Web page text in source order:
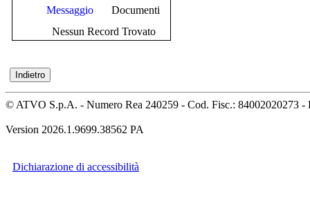
Messaggio
Documenti
Nessun Record Trovato
© ATVO S.p.A. - Numero Rea 240259 - Cod. Fisc.: 84002020273 -
Version 2026.1.9699.38562 PA
Dichiarazione di accessibilità